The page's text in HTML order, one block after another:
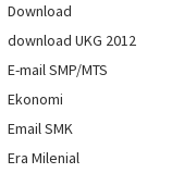
Download
download UKG 2012
E-mail SMP/MTS
Ekonomi
Email SMK
Era Milenial